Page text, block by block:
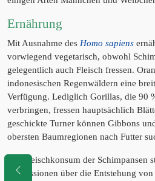
Ernährung
Mit Ausnahme des Homo sapiens
vorwiegend vegetarisch, obwohl
gelegentlich auch Fleisch fressen.
indonesischen Regenwäldern eine
Verfügung. Lediglich Gorillas, die 90
verbringen, fressen hauptsächlich
geschickte Turner können Gibbons
obersten Baumregionen nach Futter
Der Fleischkonsum der Schimpansen
Diskussionen über die Entstehung